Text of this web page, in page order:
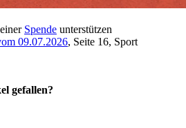
Spende unterstützen
09.07.2026, Seite 16, Sport
gefallen?